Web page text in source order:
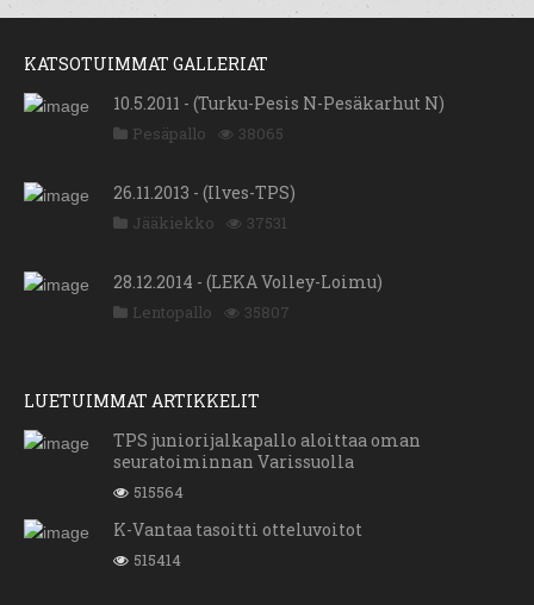
KATSOTUIMMAT GALLERIAT
10.5.2011 - (Turku-Pesis N-Pesäkarhut N)
Pesäpallo 38065
26.11.2013 - (Ilves-TPS)
Jääkiekko 37531
28.12.2014 - (LEKA Volley-Loimu)
Lentopallo 35807
LUETUIMMAT ARTIKKELIT
TPS juniorijalkapallo aloittaa oman
seuratoiminnan Varissuolla
515564
K-Vantaa tasoitti otteluvoitot
515414